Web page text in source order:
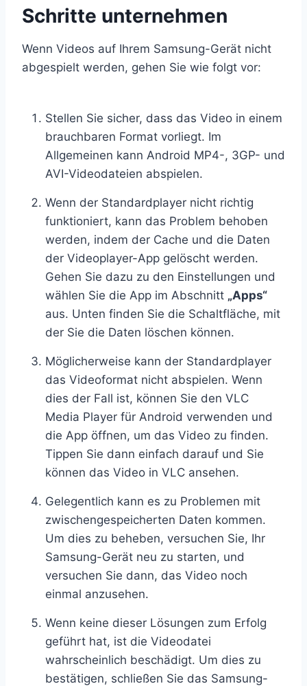
Schritte unternehmen
Wenn Videos auf Ihrem Samsung-Gerät nicht
abgespielt werden, gehen Sie wie folgt vor:
Stellen Sie sicher, dass das Video in einem
brauchbaren Format vorliegt. Im
Allgemeinen kann Android MP4-, 3GP- und
AVI-Videodateien abspielen.
Wenn der Standardplayer nicht richtig
funktioniert, kann das Problem behoben
werden, indem der Cache und die Daten
der Videoplayer-App gelöscht werden.
Gehen Sie dazu zu den Einstellungen und
wählen Sie die App im Abschnitt „Apps“
aus. Unten finden Sie die Schaltfläche, mit
der Sie die Daten löschen können.
Möglicherweise kann der Standardplayer
das Videoformat nicht abspielen. Wenn
dies der Fall ist, können Sie den VLC
Media Player für Android verwenden und
die App öffnen, um das Video zu finden.
Tippen Sie dann einfach darauf und Sie
können das Video in VLC ansehen.
Gelegentlich kann es zu Problemen mit
zwischengespeicherten Daten kommen.
Um dies zu beheben, versuchen Sie, Ihr
Samsung-Gerät neu zu starten, und
versuchen Sie dann, das Video noch
einmal anzusehen.
Wenn keine dieser Lösungen zum Erfolg
geführt hat, ist die Videodatei
wahrscheinlich beschädigt. Um dies zu
bestätigen, schließen Sie das Samsung-